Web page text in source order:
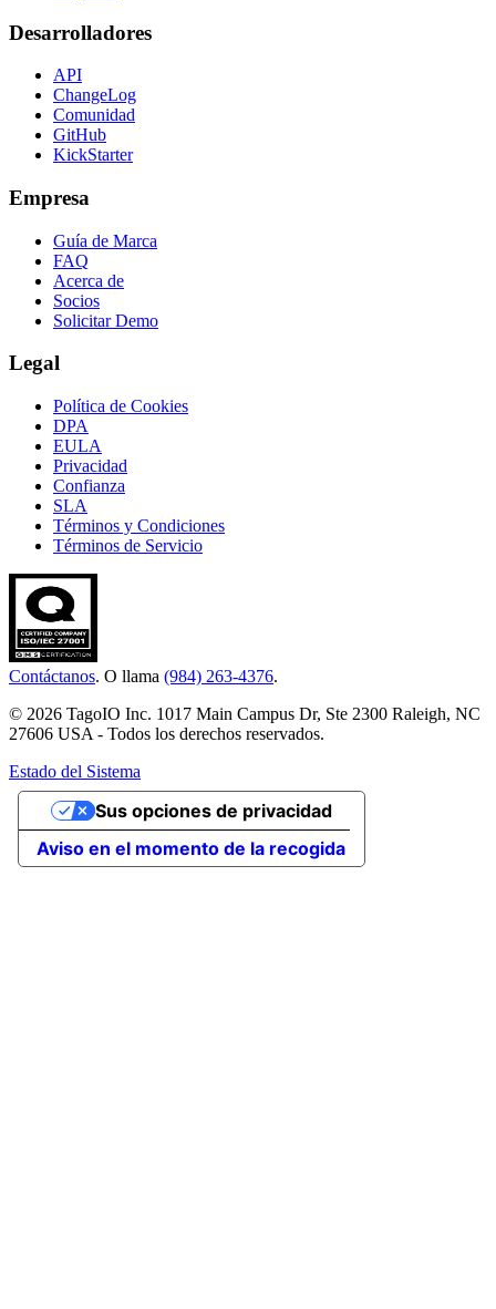
Desarrolladores
API
ChangeLog
Comunidad
GitHub
KickStarter
Empresa
Guía de Marca
FAQ
Acerca de
Socios
Solicitar Demo
Legal
Política de Cookies
DPA
EULA
Privacidad
Confianza
SLA
Términos y Condiciones
Términos de Servicio
Contáctanos. O llama (984) 263-4376.
© 2026 TagoIO Inc. 1017 Main Campus Dr, Ste 2300 Raleigh, NC
27606 USA - Todos los derechos reservados.
Estado del Sistema
Aviso en el momento de la recogida
Sus opciones de privacidad